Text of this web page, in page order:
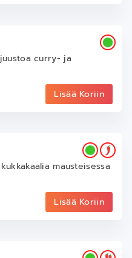
curry- ja
Lisää Koriin
mausteisessa
Lisää Koriin